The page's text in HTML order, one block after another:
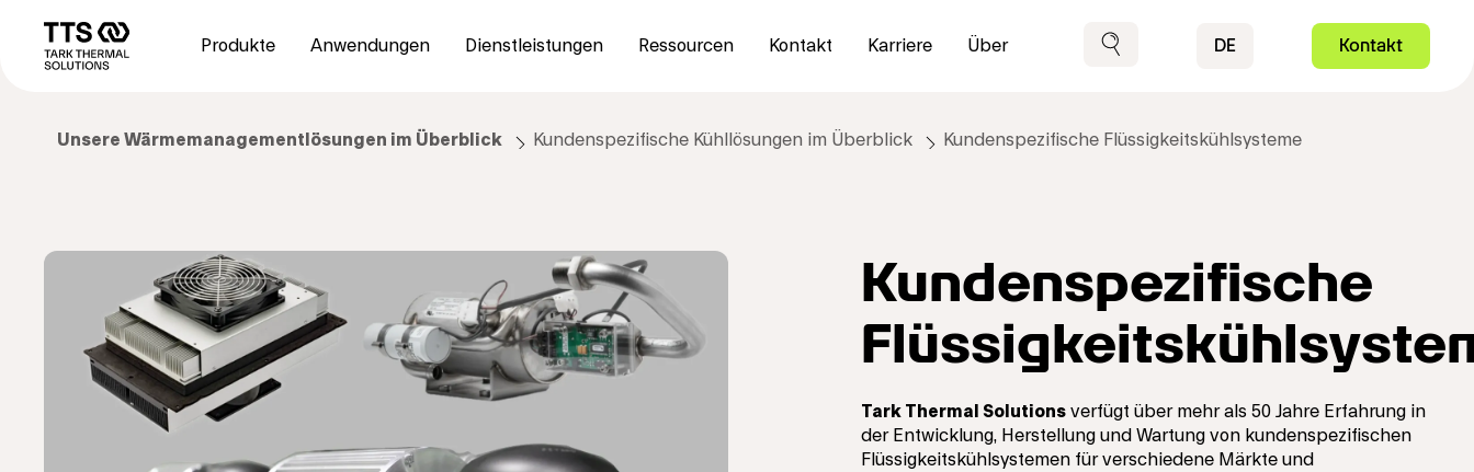
Inhalt
navigation
Produkte Anwendungen Dienstleistungen Ressourcen Kontakt Karriere Über Suche DE Contact
Kontakt
Unsere Wärmemanagementlösungen im Überblick Kundenspezifische Kühllösungen im Überblick Kundenspezifische Flüssigkeitskühlsysteme
Kundenspezifische
Tark Thermal Solutions verfügt über mehr als 50 Jahre Erfahrung in
der Entwicklung, Herstellung und Wartung von kundenspezifischen
Flüssigkeitskühlsystemen für verschiedene Märkte und